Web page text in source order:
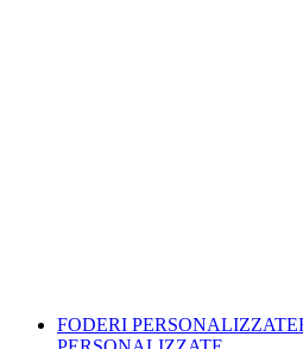
FODERI PERSONALIZZATE